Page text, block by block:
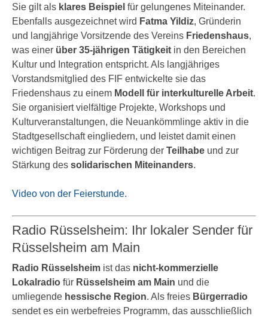
Sie gilt als klares Beispiel für gelungenes Miteinander.
Ebenfalls ausgezeichnet wird Fatma Yildiz, Gründerin
und langjährige Vorsitzende des Vereins Friedenshaus,
was einer über 35-jährigen Tätigkeit in den Bereichen
Kultur und Integration entspricht. Als langjähriges
Vorstandsmitglied des FIF entwickelte sie das
Friedenshaus zu einem Modell für interkulturelle Arbeit.
Sie organisiert vielfältige Projekte, Workshops und
Kulturveranstaltungen, die Neuankömmlinge aktiv in die
Stadtgesellschaft eingliedern, und leistet damit einen
wichtigen Beitrag zur Förderung der Teilhabe und zur
Stärkung des solidarischen Miteinanders.
Video von der Feierstunde.
Radio Rüsselsheim: Ihr lokaler Sender für
Rüsselsheim am Main
Radio Rüsselsheim ist das nicht-kommerzielle
Lokalradio für Rüsselsheim am Main und die
umliegende hessische Region. Als freies Bürgerradio
sendet es ein werbefreies Programm, das ausschließlich